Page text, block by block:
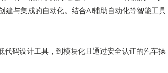
建与集成的自动化。结合AI辅助自动化等智能工具
代码设计工具，到模块化且通过安全认证的汽车操